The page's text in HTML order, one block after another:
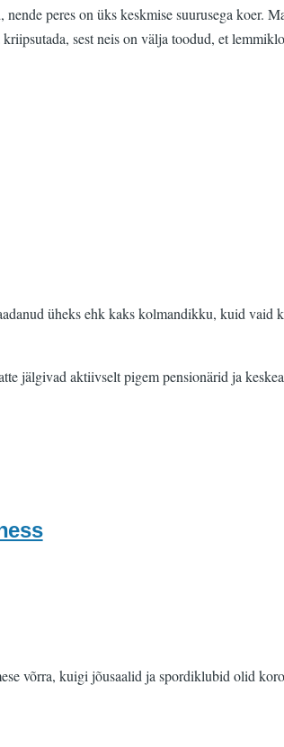
peres on üks keskmise suurusega koer.
sest neis on välja toodud, et
üheks ehk kaks kolmandikku, kuid vaid
jälgivad aktiivselt pigem pensionärid ja
võrra, kuigi jõusaalid ja spordiklubid olid